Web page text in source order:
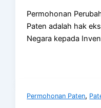
Permohonan
Paten adalah hak
Negara kepada
Permohonan Paten,